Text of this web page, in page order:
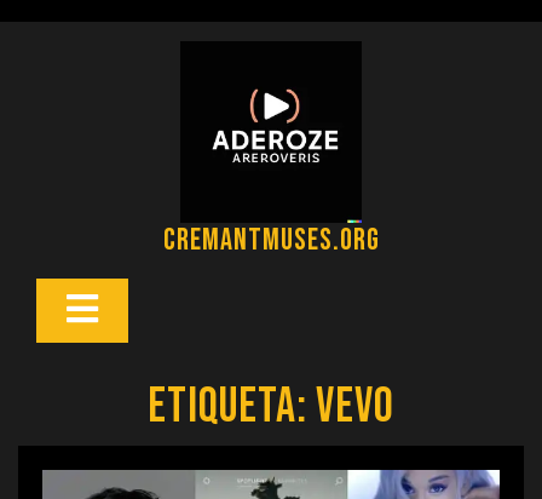
cremantmuses.org
Botón
Etiqueta:vevo